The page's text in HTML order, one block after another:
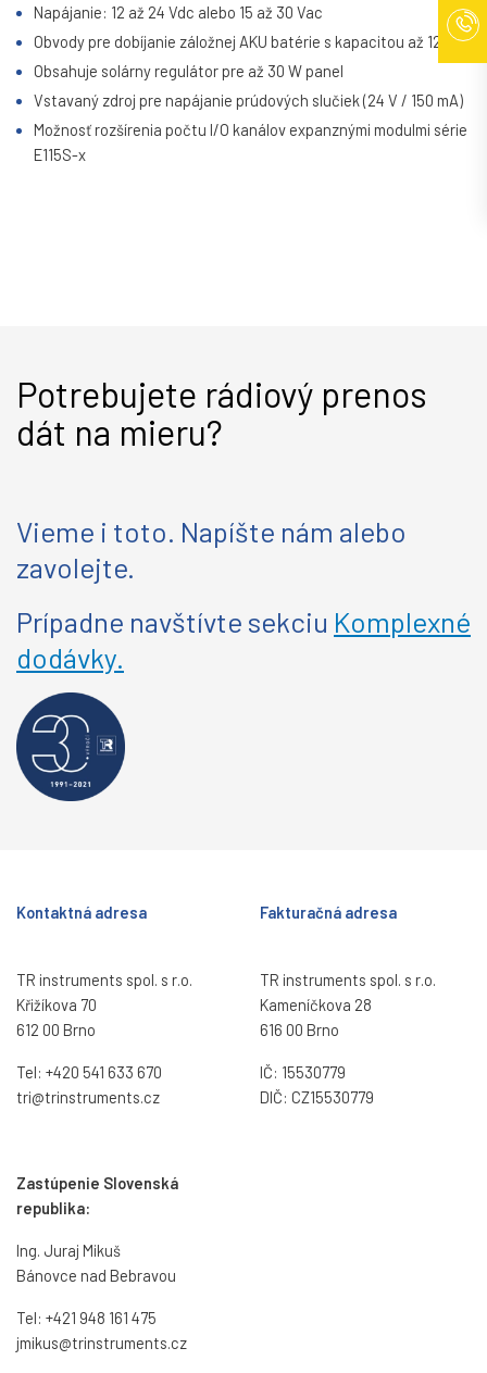
Napájanie: 12 až 24 Vdc alebo 15 až 30 Vac
Obvody pre dobíjanie záložnej AKU batérie s kapacitou až 12 Ah
Obsahuje solárny regulátor pre až 30 W panel
Vstavaný zdroj pre napájanie prúdových slučiek (24 V / 150 mA)
Možnosť rozšírenia počtu I/O kanálov expanznými modulmi série
E115S-x
Potrebujete rádiový prenos
dát na mieru?
Vieme i toto. Napíšte nám alebo
zavolejte.
Prípadne navštívte sekciu Komplexné
dodávky.
Kontaktná adresa
TR instruments spol. s r.o.
Křižíkova 70
612 00 Brno
Tel: +420 541 633 670
tri@trinstruments.cz
Zastúpenie Slovenská
republika:
Ing. Juraj Mikuš
Bánovce nad Bebravou
Tel: +421 948 161 475
jmikus@trinstruments.cz
Fakturačná adresa
TR instruments spol. s r.o.
Kameníčkova 28
616 00 Brno
IČ: 15530779
DIČ: CZ15530779